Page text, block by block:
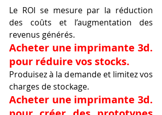
Le ROI se mesure par la réduction
des coûts et l’augmentation des
revenus générés.
Acheter une imprimante 3d.
pour réduire vos stocks.
Produisez à la demande et limitez vos
charges de stockage.
Acheter une imprimante 3d.